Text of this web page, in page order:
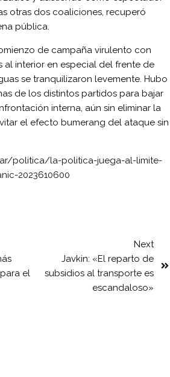
otras dos coaliciones, recuperó
pública.
de campaña virulento con
al interior en especial del frente de
se tranquilizaron levemente. Hubo
de los distintos partidos para bajar
interna, aún sin eliminar la
el efecto bumerang del ataque sin
politica/la-politica-juega-al-limite-
2023610600
el
Next
Javkin: «El reparto de
subsidios al transporte es
escandaloso»